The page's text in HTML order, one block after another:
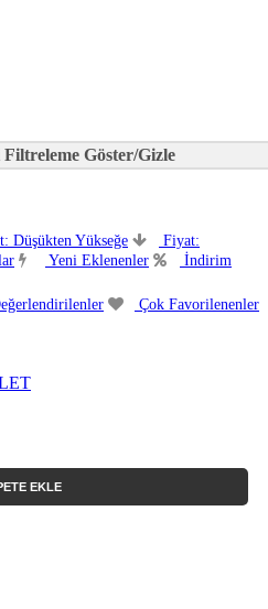
Göster/Gizle
Düşükten Yükseğe
Fiyat:
Yeni Eklenenler
İndirim
Çok Favorilenenler
EKLE